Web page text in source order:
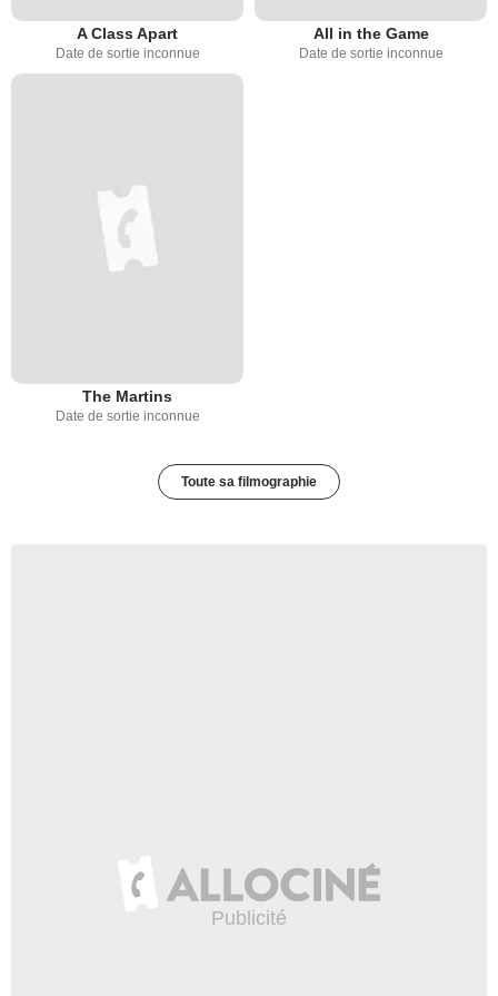
A Class Apart
Date de sortie inconnue
All in the Game
Date de sortie inconnue
The Martins
Date de sortie inconnue
Toute sa filmographie